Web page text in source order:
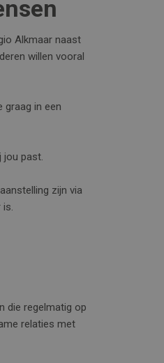
Alkmaar naast
willen vooral
graag in een
jou past.
zijn via
is.
die regelmatig op
relaties met